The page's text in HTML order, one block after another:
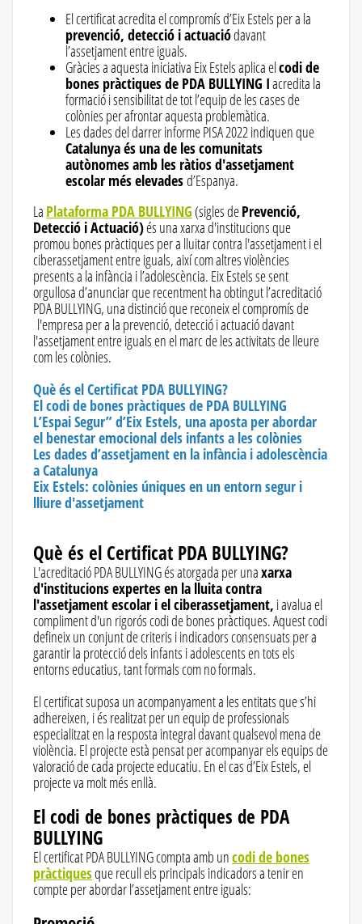
El certificat acredita el compromís d’Eix Estels per a la
prevenció, detecció i actuaciódavant
l’assetjament entre iguals.
Gràcies a aquesta iniciativa Eix Estels aplica elcodi de
bones pràctiques de PDA BULLYING Iacredita la
formació i sensibilitat de tot l’equip de les cases de
colònies per afrontar aquesta problemàtica.
Les dades del darrer informe PISA 2022 indiquen que
Catalunya és una de les comunitats
autònomes amb les ràtios d'assetjament
escolar més elevadesd’Espanya.
La Plataforma PDA BULLYING (sigles dePrevenció,
Detecció i Actuació)és una xarxa d'institucions que
promou bones pràctiques per a lluitar contra l'assetjament i el
ciberassetjament entre iguals, així com altres violències
presents a la infància i l’adolescència. Eix Estels se sent
orgullosa d’anunciar que recentment ha obtingut l’acreditació
PDA BULLYING, una distinció que reconeix el compromís de
l'empresa per a la prevenció, detecció i actuació davant
l'assetjament entre iguals en el marc de les activitats de lleure
com les colònies.
Què és el Certificat PDA BULLYING?
El codi de bones pràctiques de PDA BULLYING
L’Espai Segur” d’Eix Estels, una aposta per abordar
el benestar emocional dels infants a les colònies
Les dades d’assetjament en la infància i adolescència
a Catalunya
Eix Estels: colònies úniques en un entorn segur i
lliure d'assetjament
Què és el Certificat PDA BULLYING?
L'acreditació PDA BULLYING és atorgada per unaxarxa
d'institucions expertes en la lluita contra
l'assetjament escolar i el ciberassetjament, i avalua el
compliment d'un rigorós codi de bones pràctiques. Aquest codi
defineix un conjunt de criteris i indicadors consensuats per a
garantir la protecció dels infants i adolescents en tots els
entorns educatius, tant formals com no formals.
El certificat suposa un acompanyament a les entitats que s’hi
adhereixen, i és realitzat per un equip de professionals
especialitzat en la resposta integral davant qualsevol mena de
violència. El projecte està pensat per acompanyar els equips de
valoració de cada projecte educatiu. En el cas d’Eix Estels, el
projecte va molt més enllà.
El codi de bones pràctiques de PDA
BULLYING
El certificat PDA BULLYING compta amb uncodi de bones
pràctiquesque recull els principals indicadors a tenir en
compte per abordar l’assetjament entre iguals: